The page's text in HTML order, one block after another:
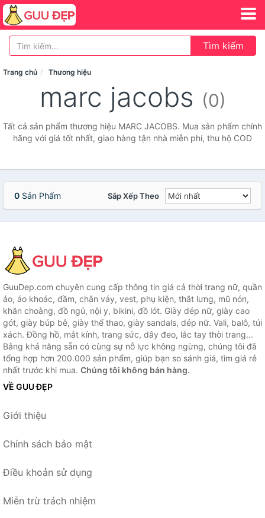
Tìm kiếm
Trang chủ Thương hiệu
marc jacobs (0)
Tất cả sản phẩm thương hiệu MARC JACOBS. Mua sản phẩm chính
hãng với giá tốt nhất, giao hàng tận nhà miễn phí, thu hộ COD
0 Sản Phẩm Sắp Xếp Theo
GuuDep.com chuyên cung cấp thông tin giá cả thời trang nữ, quần
áo, áo khoác, đầm, chân váy, vest, phụ kiện, thắt lưng, mũ nón,
khăn choàng, đồ ngủ, nội y, bikini, đồ lót. Giày dép nữ, giày cao
gót, giày búp bê, giày thể thao, giày sandals, dép nữ. Vali, balô, túi
xách. Đồng hồ, mắt kính, trang sức, dây đeo, lắc tay thời trang...
Bằng khả năng sẵn có cùng sự nỗ lực không ngừng, chúng tôi đã
tổng hợp hơn 200.000 sản phẩm, giúp bạn so sánh giá, tìm giá rẻ
nhất trước khi mua. Chúng tôi không bán hàng.
VỀ GUU ĐẸP
Giới thiệu
Chính sách bảo mật
Điều khoản sử dụng
Miễn trừ trách nhiệm